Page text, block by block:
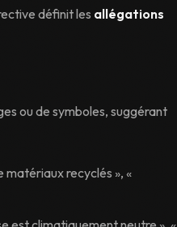
définit les allégations
ou de symboles, suggérant
matériaux recyclés », «